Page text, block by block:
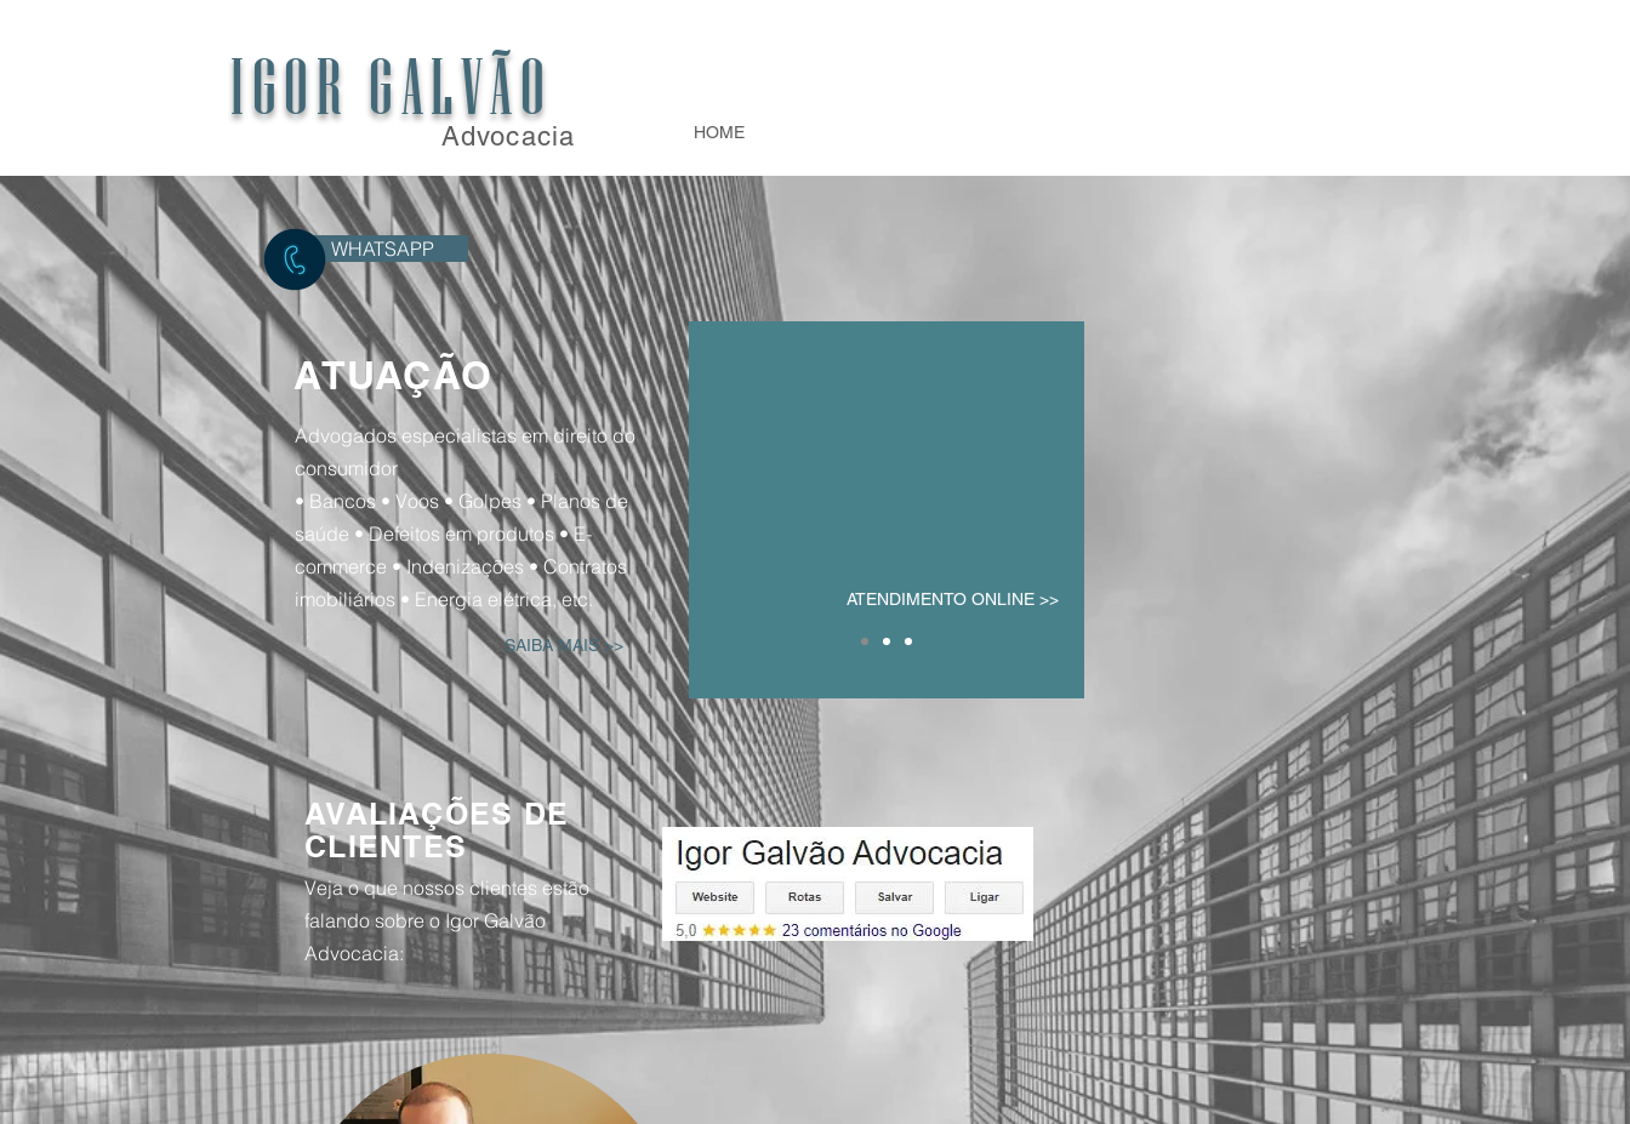
IGOR GALVÃO
Advocacia HOME
WHATSAPP
ATUAÇÃO
Advogados especialistas em direito do
consumidor
• Bancos • Voos • Golpes • Planos de
saúde • Defeitos em produtos • E-
commerce • Indenizações • Contratos
imobiliários • Energia elétrica, etc.
SAIBA MAIS >>
ATENDIMENTO ONLINE >>
AVALIAÇÕES DE
CLIENTES
Veja o que nossos clientes estão
falando sobre o Igor Galvão
Advocacia: